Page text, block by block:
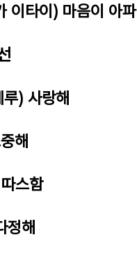
이타이) 마음이 아파
) 사랑해
해
스함
정해